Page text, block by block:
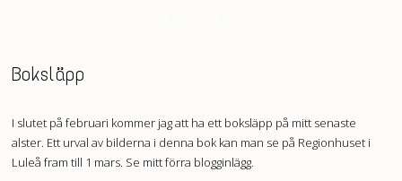
Boksläpp
I slutet på februari kommer jag att ha ett boksläpp på mitt senaste
alster. Ett urval av bilderna i denna bok kan man se på Regionhuset i
Luleå fram till 1 mars. Se mitt förra blogginlägg.